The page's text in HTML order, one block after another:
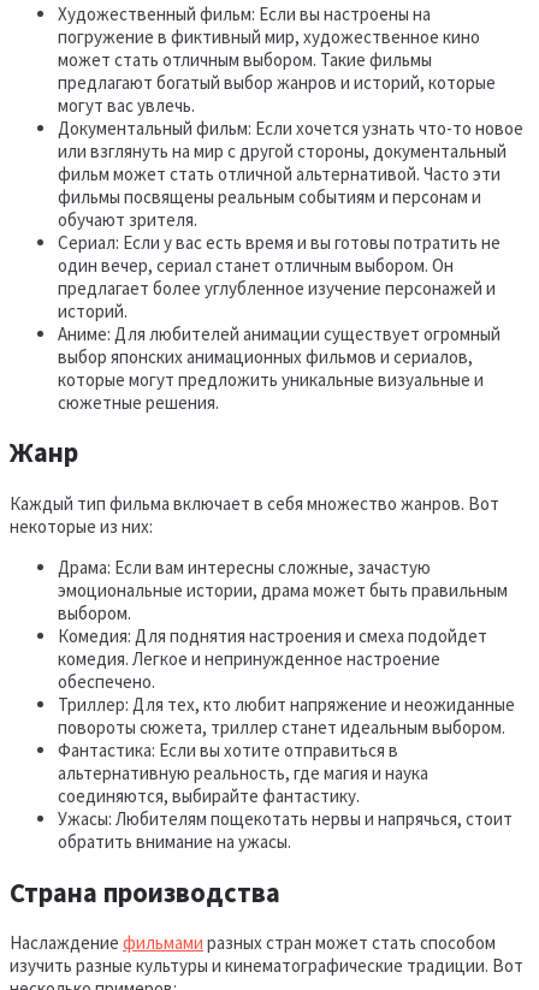
Художественный фильм: Если вы настроены на
погружение в фиктивный мир, художественное кино
может стать отличным выбором. Такие фильмы
предлагают богатый выбор жанров и историй, которые
могут вас увлечь.
Документальный фильм: Если хочется узнать что-то новое
или взглянуть на мир с другой стороны, документальный
фильм может стать отличной альтернативой. Часто эти
фильмы посвящены реальным событиям и персонам и
обучают зрителя.
Сериал: Если у вас есть время и вы готовы потратить не
один вечер, сериал станет отличным выбором. Он
предлагает более углубленное изучение персонажей и
историй.
Аниме: Для любителей анимации существует огромный
выбор японских анимационных фильмов и сериалов,
которые могут предложить уникальные визуальные и
сюжетные решения.
Жанр
Каждый тип фильма включает в себя множество жанров. Вот
некоторые из них:
Драма: Если вам интересны сложные, зачастую
эмоциональные истории, драма может быть правильным
выбором.
Комедия: Для поднятия настроения и смеха подойдет
комедия. Легкое и непринужденное настроение
обеспечено.
Триллер: Для тех, кто любит напряжение и неожиданные
повороты сюжета, триллер станет идеальным выбором.
Фантастика: Если вы хотите отправиться в
альтернативную реальность, где магия и наука
соединяются, выбирайте фантастику.
Ужасы: Любителям пощекотать нервы и напрячься, стоит
обратить внимание на ужасы.
Страна производства
Наслаждение фильмами разных стран может стать способом
изучить разные культуры и кинематографические традиции. Вот